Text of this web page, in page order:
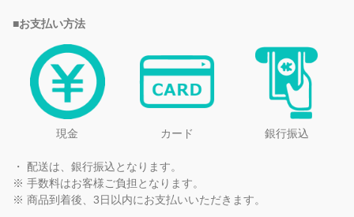
■お支払い方法
現金 カード 銀行振込
・ 配送は、銀行振込となります。
※ 手数料はお客様ご負担となります。
※ 商品到着後、3日以内にお支払いいただきます。